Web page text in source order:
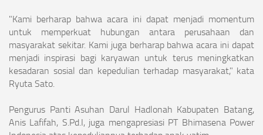
"Kami berharap bahwa acara ini dapat menjadi momentum
untuk memperkuat hubungan antara perusahaan dan
masyarakat sekitar. Kami juga berharap bahwa acara ini dapat
menjadi inspirasi bagi karyawan untuk terus meningkatkan
kesadaran sosial dan kepedulian terhadap masyarakat," kata
Ryuta Sato.
Pengurus Panti Asuhan Darul Hadlonah Kabupaten Batang,
Anis Lafifah, S.Pd.I, juga mengapresiasi PT Bhimasena Power